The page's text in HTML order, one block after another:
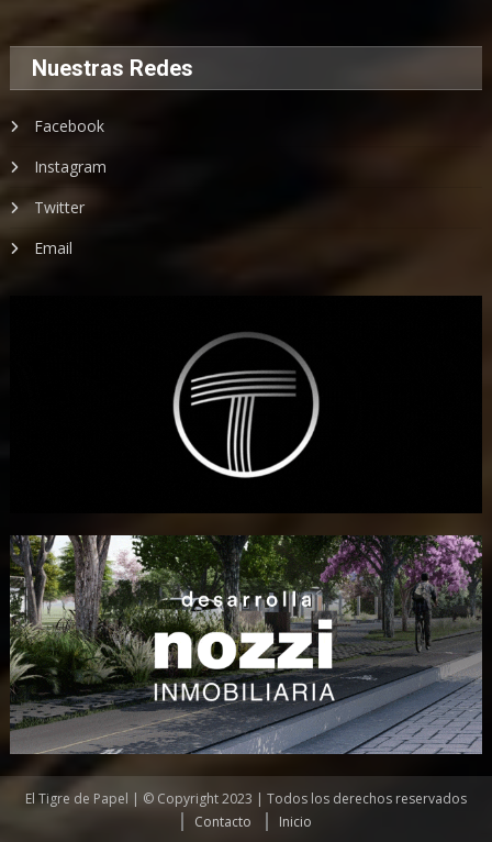
Nuestras Redes
Facebook
Instagram
Twitter
Email
El Tigre de Papel | © Copyright 2023 | Todos los derechos reservados
Contacto
Inicio